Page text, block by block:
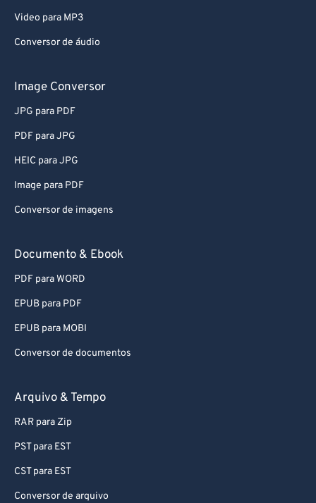
Video para MP3
Conversor de áudio
Image Conversor
JPG para PDF
PDF para JPG
HEIC para JPG
Image para PDF
Conversor de imagens
Documento & Ebook
PDF para WORD
EPUB para PDF
EPUB para MOBI
Conversor de documentos
Arquivo & Tempo
RAR para Zip
PST para EST
CST para EST
Conversor de arquivo